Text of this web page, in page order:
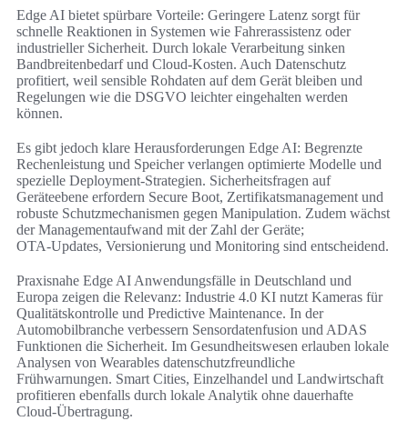
Edge AI bietet spürbare Vorteile: Geringere Latenz sorgt für
schnelle Reaktionen in Systemen wie Fahrerassistenz oder
industrieller Sicherheit. Durch lokale Verarbeitung sinken
Bandbreitenbedarf und Cloud-Kosten. Auch Datenschutz
profitiert, weil sensible Rohdaten auf dem Gerät bleiben und
Regelungen wie die DSGVO leichter eingehalten werden
können.
Es gibt jedoch klare Herausforderungen Edge AI: Begrenzte
Rechenleistung und Speicher verlangen optimierte Modelle und
spezielle Deployment‑Strategien. Sicherheitsfragen auf
Geräteebene erfordern Secure Boot, Zertifikatsmanagement und
robuste Schutzmechanismen gegen Manipulation. Zudem wächst
der Managementaufwand mit der Zahl der Geräte;
OTA‑Updates, Versionierung und Monitoring sind entscheidend.
Praxisnahe Edge AI Anwendungsfälle in Deutschland und
Europa zeigen die Relevanz: Industrie 4.0 KI nutzt Kameras für
Qualitätskontrolle und Predictive Maintenance. In der
Automobilbranche verbessern Sensordatenfusion und ADAS
Funktionen die Sicherheit. Im Gesundheitswesen erlauben lokale
Analysen von Wearables datenschutzfreundliche
Frühwarnungen. Smart Cities, Einzelhandel und Landwirtschaft
profitieren ebenfalls durch lokale Analytik ohne dauerhafte
Cloud‑Übertragung.